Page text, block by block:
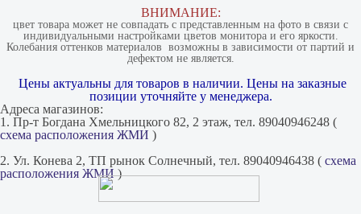
ВНИМАНИЕ:
цвет товара может не совпадать с представленным на фото в связи с
индивидуальными настройками цветов монитора и его яркости.
Колебания оттенков материалов​ ​ возможны в зависимости от партий и
дефектом не является.
Цены актуальны для товаров в наличии. Цены на заказные
позиции уточняйте у менеджера.
Адреса магазинов:
1. Пр-т Богдана Хмельницкого 82, 2 этаж, тел. 89040946248 (
схема расположения ЖМИ )
2. Ул. Конева 2, ТП рынок Солнечный, тел. 89040946438 ( схема
расположения ЖМИ)